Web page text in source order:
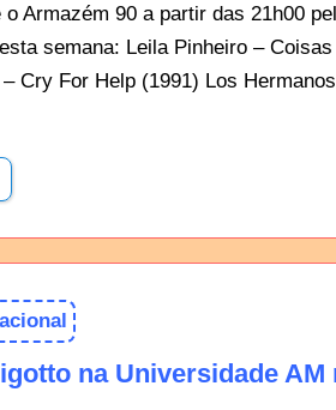
o Armazém 90 a partir das 21h00
semana: Leila Pinheiro –
Cry For Help (1991) Los
na Universidade AM